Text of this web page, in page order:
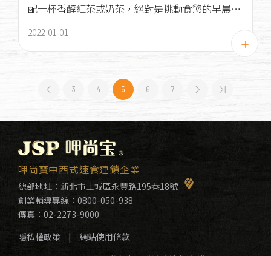
配一杯香醇紅茶或奶茶，絕對是挑動食慾的早晨好
味道！
2022-01-01
3 4 5 6 7
呷尚寶中西式速食連鎖企業
總部地址： 新北市土城區永豐路195巷18號
創業輔導專線： 0800-050-938
傳真：02-2273-9000
隱私權政策
|
網站使用條款